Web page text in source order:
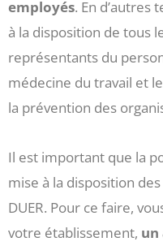
employés. En d’autres
à la disposition de tous
représentants du
médecine du travail et
la prévention des
Il est important que la
mise à la disposition
DUER. Pour ce faire,
votre établissement, un